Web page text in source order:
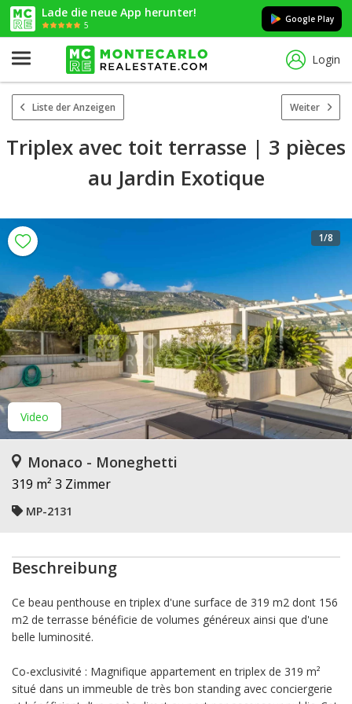
Lade die neue App herunter!
5
Google Play
Login
Liste der Anzeigen Weiter
Triplex avec toit terrasse | 3 pièces
au Jardin Exotique
Video
1/8
Monaco - Moneghetti
319 m² 3 Zimmer
MP-2131
Beschreibung
Ce beau penthouse en triplex d'une surface de 319 m2 dont 156
m2 de terrasse bénéficie de volumes généreux ainsi que d'une
belle luminosité.
Co-exclusivité : Magnifique appartement en triplex de 319 m²
situé dans un immeuble de très bon standing avec conciergerie